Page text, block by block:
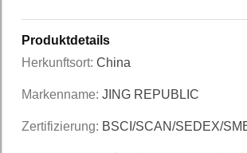
Produktdetails
Herkunftsort: China
Markenname: JING REPUBLIC
Zertifizierung: BSCI/SCAN/SEDEX/